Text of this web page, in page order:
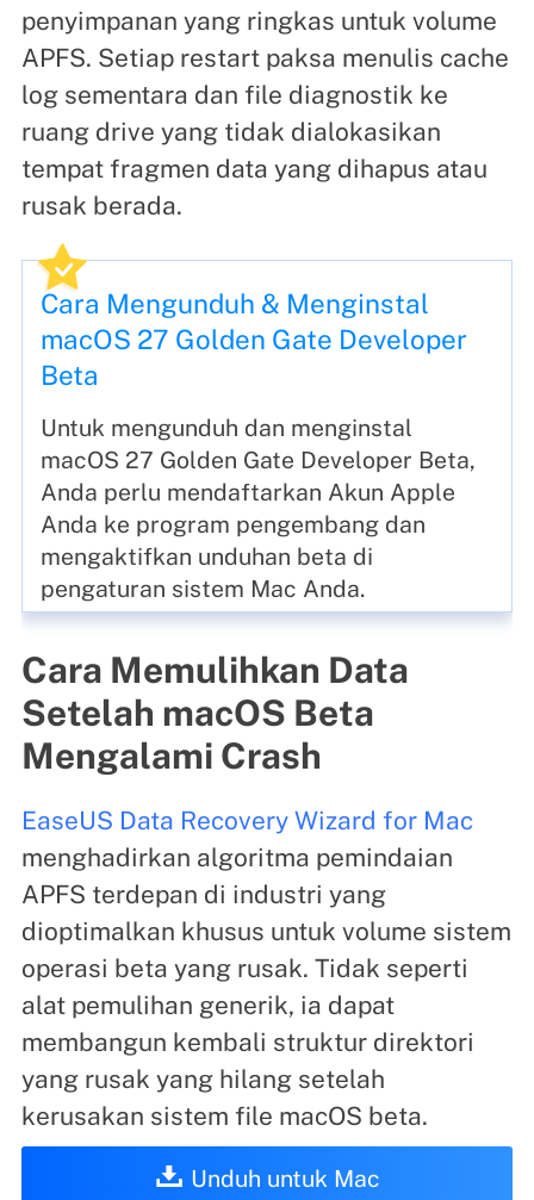
penyimpanan yang ringkas untuk volume
APFS. Setiap restart paksa menulis cache
log sementara dan file diagnostik ke
ruang drive yang tidak dialokasikan
tempat fragmen data yang dihapus atau
rusak berada.
Cara Mengunduh & Menginstal
macOS 27 Golden Gate Developer
Beta
Untuk mengunduh dan menginstal
macOS 27 Golden Gate Developer Beta,
Anda perlu mendaftarkan Akun Apple
Anda ke program pengembang dan
mengaktifkan unduhan beta di
pengaturan sistem Mac Anda.
Cara Memulihkan Data
Setelah macOS Beta
Mengalami Crash
EaseUS Data Recovery Wizard for Mac
menghadirkan algoritma pemindaian
APFS terdepan di industri yang
dioptimalkan khusus untuk volume sistem
operasi beta yang rusak. Tidak seperti
alat pemulihan generik, ia dapat
membangun kembali struktur direktori
yang rusak yang hilang setelah
kerusakan sistem file macOS beta.
Unduh untuk Mac